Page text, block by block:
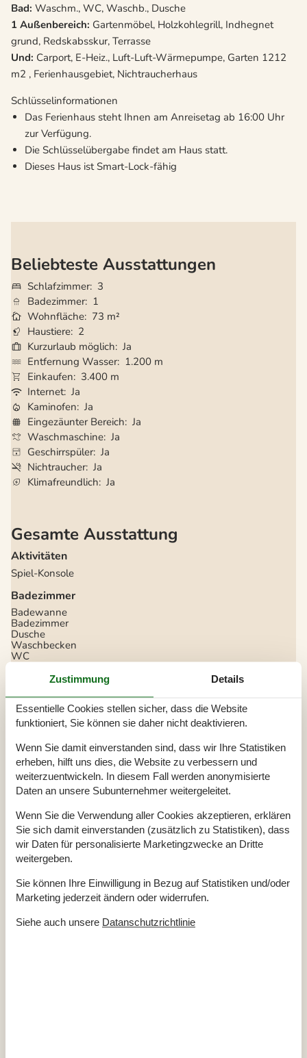
Bad: Waschm., WC, Waschb., Dusche
1 Außenbereich: Gartenmöbel, Holzkohlegrill, Indhegnet
grund, Redskabsskur, Terrasse
Und: Carport, E-Heiz., Luft-Luft-Wärmepumpe, Garten 1212
m2 , Ferienhausgebiet, Nichtraucherhaus
Schlüsselinformationen
Das Ferienhaus steht Ihnen am Anreisetag ab 16:00 Uhr
zur Verfügung.
Die Schlüsselübergabe findet am Haus statt.
Dieses Haus ist Smart-Lock-fähig
Beliebteste Ausstattungen
Schlafzimmer 3
Badezimmer 1
Wohnfläche 73 m²
Haustiere 2
Kurzurlaub möglich Ja
Entfernung Wasser 1.200 m
Einkaufen
3.400 m
Internet Ja
Kaminofen Ja
Eingezäunter Bereich Ja
Waschmaschine Ja
Geschirrspüler Ja
Nichtraucher Ja
Klimafreundlich Ja
Gesamte Ausstattung
Aktivitäten
Spiel-Konsole
Badezimmer
Badewanne
Badezimmer
Dusche
Waschbecken
WC
Anzahl Badezimmer 1
Anzahl Schlafzimmer 3
Baujahr
1973
Eingezäunt
Geräteschuppen
Geschlossene Terrasse
Haustier erlaubt
Hoch Geschwindigkeits Internet
Internet
Luft/Luft Wärmepumpe
Nationales Fernsehen
Nichtraucher
Renoviert 2006
Wohnfläche in m²
Draußen
Carport
Gartengrill
Zustimmung Details
Essentielle Cookies stellen sicher, dass die Website
funktioniert, Sie können sie daher nicht deaktivieren.
Wenn Sie damit einverstanden sind, dass wir Ihre Statistiken
erheben, hilft uns dies, die Website zu verbessern und
weiterzuentwickeln. In diesem Fall werden anonymisierte
Daten an unsere Subunternehmer weitergeleitet.
Wenn Sie die Verwendung aller Cookies akzeptieren, erklären
Sie sich damit einverstanden (zusätzlich zu Statistiken), dass
wir Daten für personalisierte Marketingzwecke an Dritte
weitergeben.
Sie können Ihre Einwilligung in Bezug auf Statistiken und/oder
Marketing jederzeit ändern oder widerrufen.
Siehe auch unsere Datanschutzrichtlinie